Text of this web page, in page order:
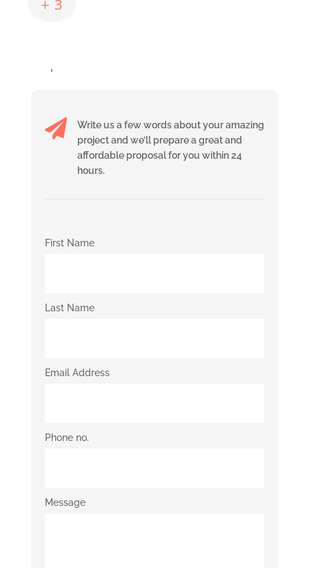
L

Write us a few words about your amazing
project and we’ll prepare a great and
affordable proposal for you within 24
hours.
First Name
Last Name
Email Address
Phone no.
Message